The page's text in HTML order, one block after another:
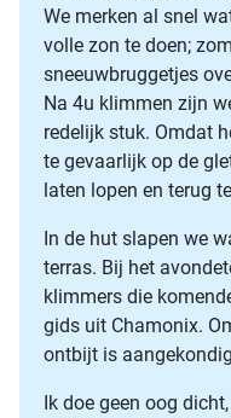
We merken al snel
volle zon te doen;
sneeuwbruggetjes
Na 4u klimmen zijn
redelijk stuk. Omdat
te gevaarlijk op de
laten lopen en terug
In de hut slapen we
terras. Bij het
klimmers die
gids uit Chamonix.
ontbijt is
Ik doe geen oog